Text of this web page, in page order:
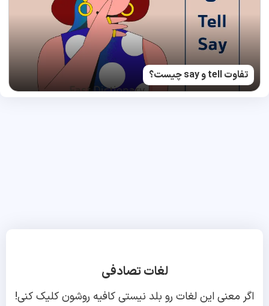
تفاوت tell و say چیست؟
لغات تصادفی
اگر معنی این لغات رو بلد نیستی کافیه روشون کلیک کنی!